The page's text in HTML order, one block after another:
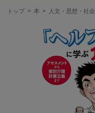
現
トップ > 本 > 人文・思想・社会